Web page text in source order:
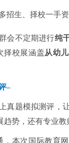
会不定期进行纯
择校展涵盖从幼
–
真题模拟测评，
势，还有专业教
，本次国际教育